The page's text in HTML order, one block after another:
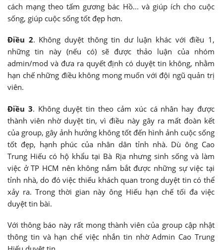
cách mạng theo tấm gương bác Hồ... và giúp ích cho cuộc
sống, giúp cuộc sống tốt đẹp hơn.
Điều 2. Không duyệt thông tin dư luận khác với điều 1,
những tin này (nếu có) sẽ được thảo luận của nhóm
admin/mod và đưa ra quyết định có duyệt tin không, nhằm
hạn chế những điều không mong muốn với đội ngũ quản trị
viên.
Điều 3. Không duyệt tin theo cảm xúc cá nhân hay được
thành viên nhờ duyệt tin, vì điều này gây ra mất đoàn kết
của group, gây ảnh hưởng không tốt đến hình ảnh cuộc sống
tốt đẹp, hạnh phúc của nhân dân tỉnh nhà. Dù ông Cao
Trung Hiếu có hộ khẩu tại Bà Rịa nhưng sinh sống và làm
việc ở TP HCM nên không nắm bắt được những sự việc tại
tỉnh nhà, do đó việc thiếu khách quan trong duyệt tin có thể
xảy ra. Trong thời gian này ông Hiếu hạn chế tối đa việc
duyệt tin bài.
Với thông báo này rất mong thành viên của group cập nhật
thông tin và hạn chế việc nhắn tin nhờ Admin Cao Trung